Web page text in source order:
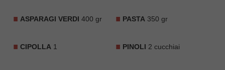
ASPARAGI VERDI 400 gr PASTA 350 gr
CIPOLLA 1 PINOLI 2 cucchiai